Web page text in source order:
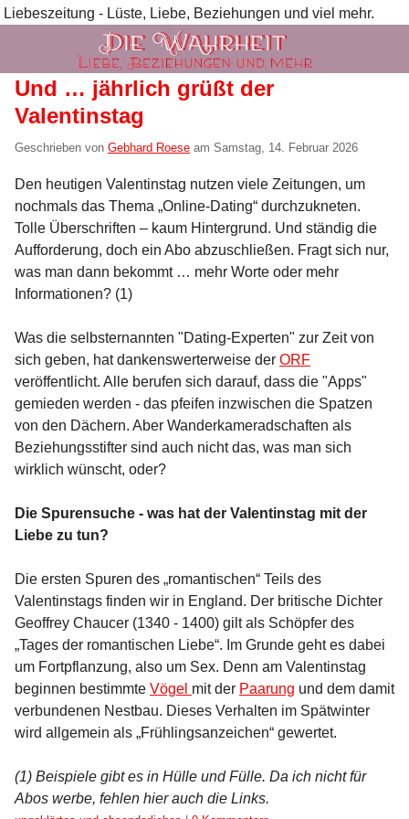
Liebeszeitung - Lüste, Liebe, Beziehungen und viel mehr.
Und … jährlich grüßt der
Valentinstag
Geschrieben von Gebhard Roese am Samstag, 14. Februar 2026
Den heutigen Valentinstag nutzen viele Zeitungen, um
nochmals das Thema „Online-Dating“ durchzukneten.
Tolle Überschriften – kaum Hintergrund. Und ständig die
Aufforderung, doch ein Abo abzuschließen. Fragt sich nur,
was man dann bekommt … mehr Worte oder mehr
Informationen? (1)
Was die selbsternannten "Dating-Experten" zur Zeit von
sich geben, hat dankenswerterweise der ORF
veröffentlicht. Alle berufen sich darauf, dass die "Apps"
gemieden werden - das pfeifen inzwischen die Spatzen
von den Dächern. Aber Wanderkameradschaften als
Beziehungsstifter sind auch nicht das, was man sich
wirklich wünscht, oder?
Die Spurensuche - was hat der Valentinstag mit der
Liebe zu tun?
Die ersten Spuren des „romantischen“ Teils des
Valentinstags finden wir in England. Der britische Dichter
Geoffrey Chaucer (1340 - 1400) gilt als Schöpfer des
„Tages der romantischen Liebe“. Im Grunde geht es dabei
um Fortpflanzung, also um Sex. Denn am Valentinstag
beginnen bestimmte Vögel mit der Paarung und dem damit
verbundenen Nestbau. Dieses Verhalten im Spätwinter
wird allgemein als „Frühlingsanzeichen“ gewertet.
(1) Beispiele gibt es in Hülle und Fülle. Da ich nicht für
Abos werbe, fehlen hier auch die Links.